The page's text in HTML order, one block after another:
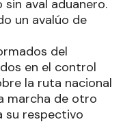
aval aduanero.
un avalúo de
del
en el control
la ruta nacional
marcha de otro
su respectivo